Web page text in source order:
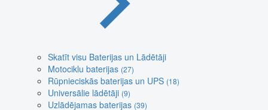
Skatīt visu Baterijas un Lādētāji
Motociklu baterijas (27)
Rūpnieciskās baterijas un UPS (18)
Universālie lādētāji (9)
Uzlādējamas baterijas (39)